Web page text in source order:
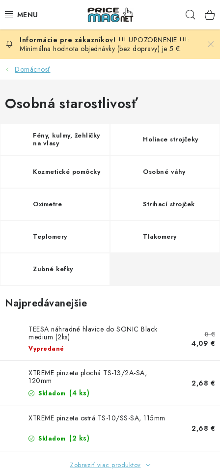
na
BATÉRIE
AUDIO - VIDEO
DOMÁCNOSŤ
ELEKTROINŠTALAČNÝ MATERIÁL
OSVETLENIE
PC A NOTEBOOKY
NEZARADENÉ
KONTAKTY
!!! UPOZORNENIE !!!:
Minimálna hodnota objednávky (bez dopravy) je 5 €.
Domácnosť
Osobná starostlivosť
Fény, kulmy, žehličky
na vlasy
Holiace strojčeky
Kozmetické pomôcky Osobné váhy
Oximetre Strihací strojček
Teplomery Tlakomery
Zubné kefky
Najpredávanejšie
TEESA náhradné hlavice do SONIC Black
medium (2ks)
Vypredané
8 €
4,09 €
XTREME pinzeta plochá TS-13/2A-SA,
120mm
Skladom (4 ks)
2,68 €
XTREME pinzeta ostrá TS-10/SS-SA, 115mm
Skladom (2 ks)
2,68 €
Zobraziť viac produktov